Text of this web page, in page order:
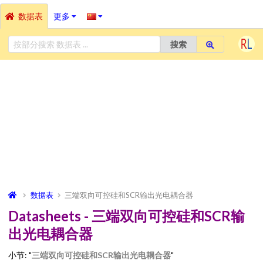
数据表 更多
搜索
数据表 三端双向可控硅和SCR输出光电耦合器
Datasheets - 三端双向可控硅和SCR输
出光电耦合器
小节: "三端双向可控硅和SCR输出光电耦合器"